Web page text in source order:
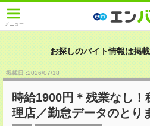
メニュー
お探しのバイト情報は掲
掲載日 :2026/07/18
時給1900円＊残業なし
理店／勤怠データのとり